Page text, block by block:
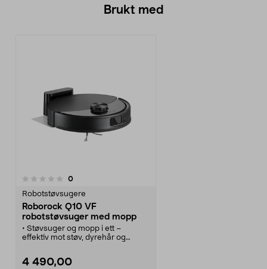
Brukt med
0anmeldelser
Robotstøvsugere
Roborock Q10 VF
robotstøvsuger med mopp
• Støvsuger og mopp i ett –
effektiv mot støv, dyrehår og
robotstøvsuger med mopp – med
4 490,00